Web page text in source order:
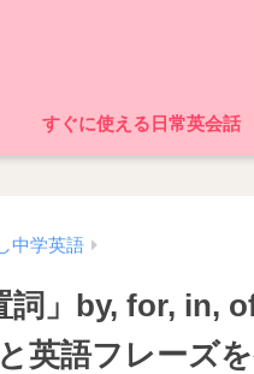
すぐに使える日常英会話
中学英語
詞」by, for, in,
英語フレーズ